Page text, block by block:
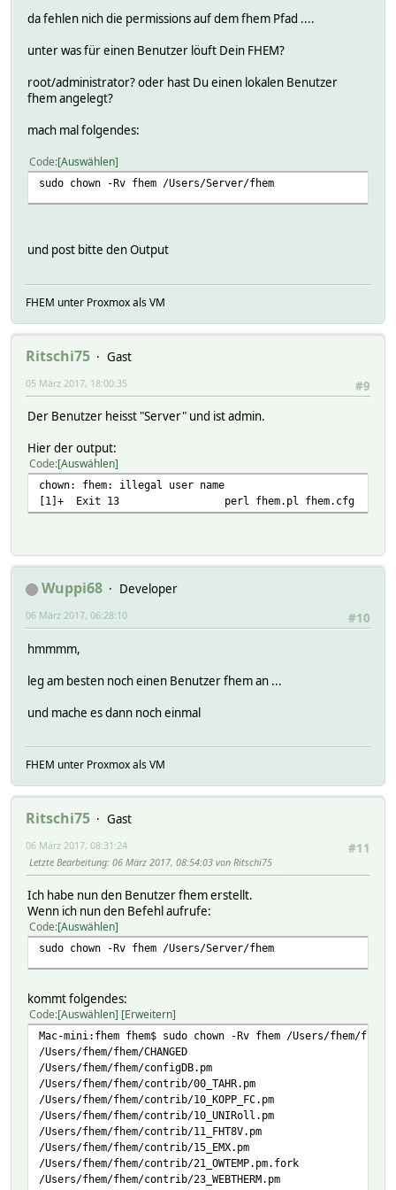
da fehlen nich die permissions auf dem fhem Pfad ....
unter was für einen Benutzer löuft Dein FHEM?
root/administrator? oder hast Du einen lokalen Benutzer
fhem angelegt?
mach mal folgendes:
Code Auswählen
sudo chown -Rv fhem /Users/Server/fhem
und post bitte den Output
FHEM unter Proxmox als VM
Ritschi75
Gast
#9
05 März 2017, 18:00:35
Der Benutzer heisst "Server" und ist admin.
Hier der output:
Code Auswählen
chown: fhem: illegal user name
[1]+ Exit 13 perl fhem.pl fhem.cfg
Wuppi68
Developer
#10
06 März 2017, 06:28:10
hmmmm,
leg am besten noch einen Benutzer fhem an ...
und mache es dann noch einmal
FHEM unter Proxmox als VM
Ritschi75
Gast
#11
06 März 2017, 08:31:24
Letzte Bearbeitung: 06 März 2017, 08:54:03 von Ritschi75
Ich habe nun den Benutzer fhem erstellt.
Wenn ich nun den Befehl aufrufe:
Code Auswählen
sudo chown -Rv fhem /Users/Server/fhem
kommt folgendes:
Code Auswählen Erweitern
Mac-mini:fhem fhem$ sudo chown -Rv fhem /Users/fhem/fhem
/Users/fhem/fhem/CHANGED
/Users/fhem/fhem/configDB.pm
/Users/fhem/fhem/contrib/00_TAHR.pm
/Users/fhem/fhem/contrib/10_KOPP_FC.pm
/Users/fhem/fhem/contrib/10_UNIRoll.pm
/Users/fhem/fhem/contrib/11_FHT8V.pm
/Users/fhem/fhem/contrib/15_EMX.pm
/Users/fhem/fhem/contrib/21_OWTEMP.pm.fork
/Users/fhem/fhem/contrib/23_WEBTHERM.pm